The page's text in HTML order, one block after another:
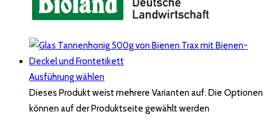
Ausführung wählen
Dieses Produkt weist mehrere Varianten auf. Die Optionen
können auf der Produktseite gewählt werden